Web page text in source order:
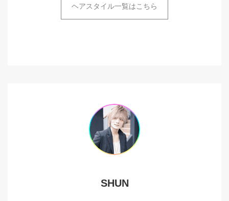
ヘアスタイル一覧はこちら
SHUN